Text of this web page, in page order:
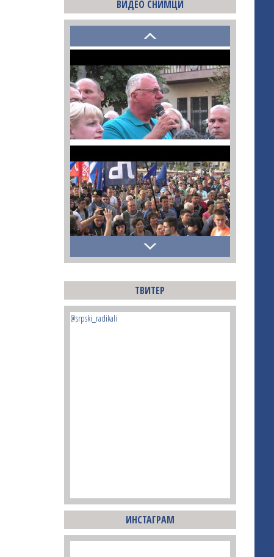
ВИДЕО СНИМЦИ
ТВИТЕР
@srpski_radikali
ИНСТАГРАМ